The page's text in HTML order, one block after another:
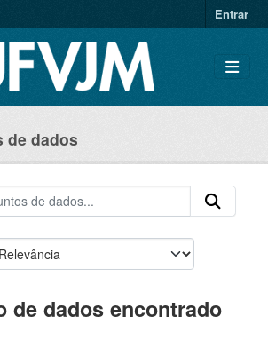
Entrar
de dados
de dados encontrado